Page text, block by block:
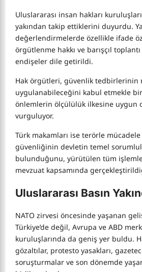
Uluslararası insan hakları
yakından takip ettiklerini duyurdu.
değerlendirmelerde özellikle ifade
örgütlenme hakkı ve barışçıl
endişeler dile getirildi.
Hak örgütleri, güvenlik tedbirlerinin
uygulanabileceğini kabul etmekle
önlemlerin ölçülülük ilkesine uygun
vurguluyor.
Türk makamları ise terörle
güvenliğinin devletin temel
bulunduğunu, yürütülen tüm
mevzuat kapsamında
Uluslararası Basın
NATO zirvesi öncesinde yaşanan
Türkiye’de değil, Avrupa ve ABD
kuruluşlarında da geniş yer buldu.
gözaltılar, protesto yasakları,
soruşturmalar ve son dönemde